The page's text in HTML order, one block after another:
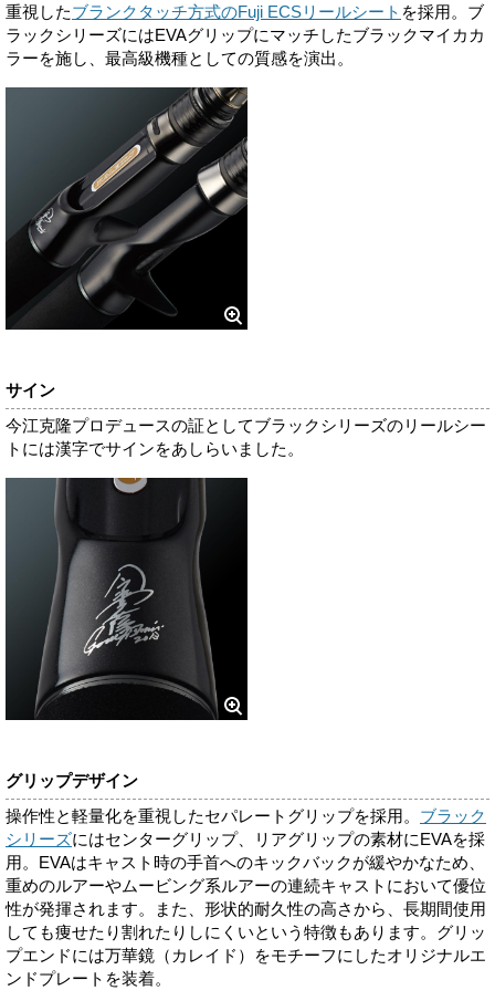
重視したブランクタッチ方式のFuji ECSリールシート を採用。ブ
ラックシリーズにはEVAグリップにマッチしたブラックマイカカ
ラーを施し、最高級機種としての質感を演出。
サイン
今江克隆プロデュースの証としてブラックシリーズのリールシー
トには漢字でサインをあしらいました。
グリップデザイン
操作性と軽量化を重視したセパレートグリップを採用。 ブラック
シリーズにはセンターグリップ、リアグリップの素材にEVAを採
用。EVAはキャスト時の手首へのキックバックが緩やかなため、
重めのルアーやムービング系ルアーの連続キャストにおいて優位
性が発揮されます。また、形状的耐久性の高さから、長期間使用
しても痩せたり割れたりしにくいという特徴もあります。グリッ
プエンドには万華鏡（カレイド）をモチーフにしたオリジナルエ
ンドプレートを装着。